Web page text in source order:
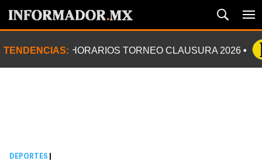
TENDENCIAS: HORARIOS TORNEO CLAUSURA 2026
DEPORTES